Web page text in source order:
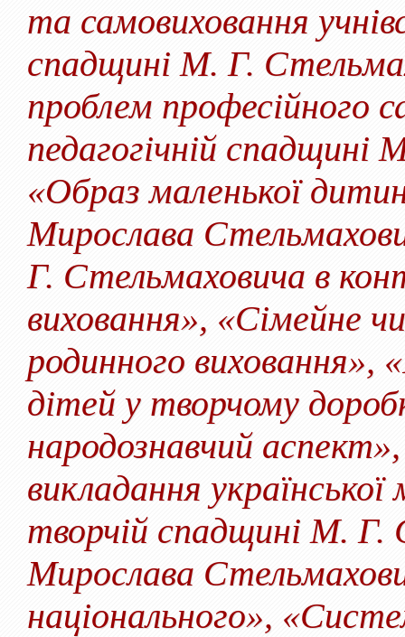
та самовиховання
спадщині М. Г.
проблем професійного
педагогічній
«Образ маленької
Мирослава
Г. Стельмаховича в
виховання», «Сімейне
родинного виховання»,
дітей у творчому
народознавчий
викладання
творчій спадщині М. Г.
Мирослава
національного»,